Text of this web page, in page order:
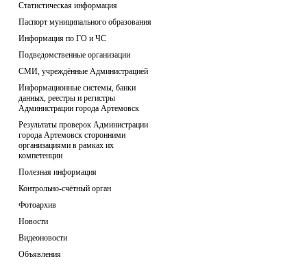
Статистическая информация
Паспорт муниципального образования
Информация по ГО и ЧС
Подведомственные организации
СМИ, учреждённые Администрацией
Информационные системы, банки
данных, реестры и регистры
Администрации города Артемовск
Результаты проверок Администрации
города Артемовск сторонними
организациями в рамках их
компетенции
Полезная информация
Контрольно-счётный орган
Фотоархив
Новости
Видеоновости
Объявления